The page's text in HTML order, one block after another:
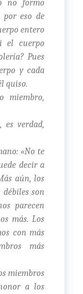
no formo
por eso de
entero
el cuerpo
Pues
y cada
quiso.
miembro,
es verdad,
«No te
decir a
aún, los
son
parecen
más. Los
con más
más
miembros
a los